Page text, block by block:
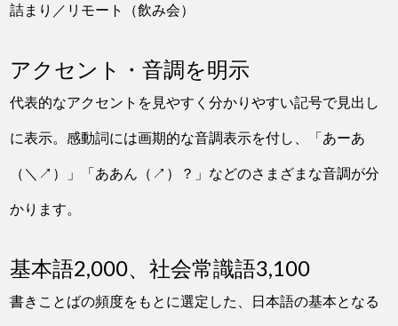
詰まり／リモート（飲み会）
アクセント・音調を明示
代表的なアクセントを見やすく分かりやすい記号で見出し
に表示。感動詞には画期的な音調表示を付し、「あーあ
（＼↗）」「ああん（↗）？」などのさまざまな音調が分
かります。
基本語2,000、社会常識語3,100
書きことばの頻度をもとに選定した、日本語の基本となる